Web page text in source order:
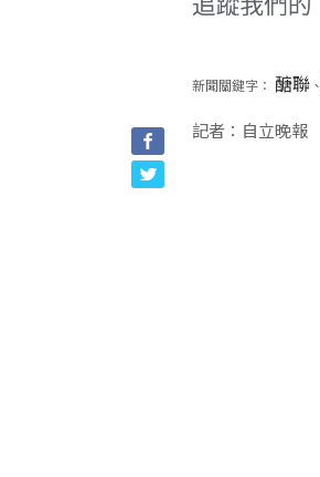
新聞關鍵字： 醣聯、
記者：自立晚報